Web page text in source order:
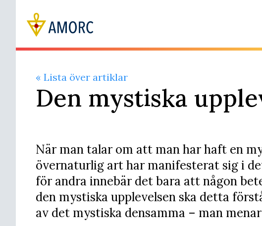
« Lista över artiklar
Den mystiska
När man talar om att man har haft en
övernaturlig art har manifesterat sig i
för andra innebär det bara att någon
den mystiska upplevelsen ska detta
av det mystiska densamma – man